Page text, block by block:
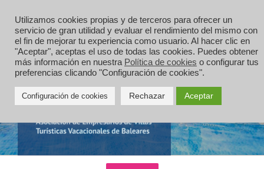
contenido
MALLORCA VILLAS
Alquiler de villas, chalets, casas rurales y apartamentos de
Utilizamos cookies propias y de terceros para ofrecer un
servicio de gran utilidad y evaluar el rendimiento del mismo con
el fin de mejorar tu experiencia como usuario. Al hacer clic en
"Aceptar", aceptas el uso de todas las cookies. Puedes obtener
más información en nuestra Política de cookies o configurar tus
preferencias clicando "Configuración de cookies".
Configuración de cookies Rechazar Aceptar